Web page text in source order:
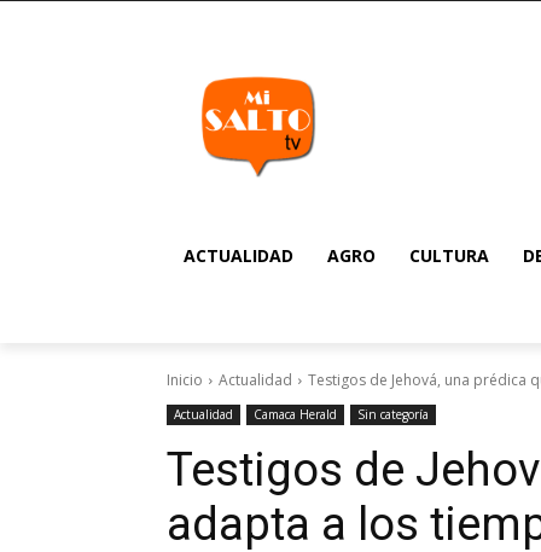
ACTUALIDAD AGRO CULTURA
Inicio Actualidad Testigos de Jehová, una prédica
Actualidad Camaca Herald Sin categoría
Testigos de
adapta a los